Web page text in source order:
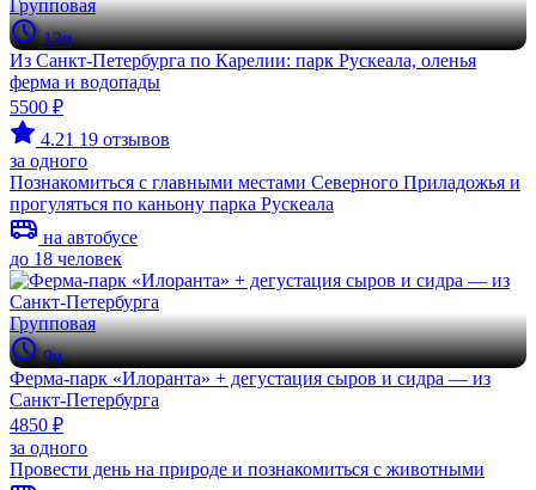
Групповая
13ч
Из Санкт-Петербурга по Карелии: парк Рускеала, оленья
ферма и водопады
5500 ₽
4.21 19 отзывов
за одного
Познакомиться с главными местами Северного Приладожья и
прогуляться по каньону парка Рускеала
на автобусе
до 18 человек
Групповая
9ч
Ферма-парк «Илоранта» + дегустация сыров и сидра — из
Санкт-Петербурга
4850 ₽
за одного
Провести день на природе и познакомиться с животными